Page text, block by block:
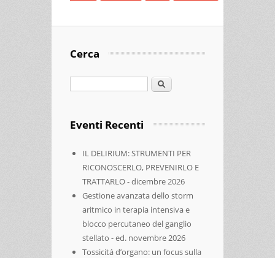
Cerca
Cerca
Eventi Recenti
IL DELIRIUM: STRUMENTI PER
RICONOSCERLO, PREVENIRLO E
TRATTARLO - dicembre 2026
Gestione avanzata dello storm
aritmico in terapia intensiva e
blocco percutaneo del ganglio
stellato - ed. novembre 2026
Tossicitá d’organo: un focus sulla